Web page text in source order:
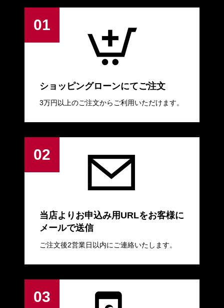
ショッピングローンにてご注文
3万円以上のご注文からご利用いただけます。
当店よりお申込み用URLをお客様に
メールで送信
ご注文後2営業日以内にご連絡いたします。